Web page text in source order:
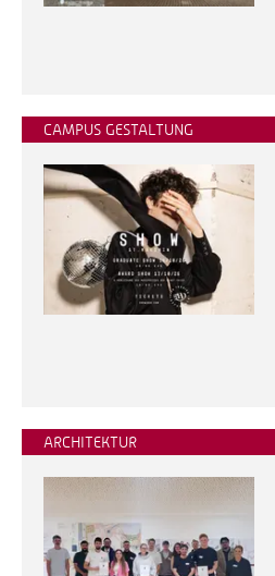
CAMPUS GESTALTUNG
ARCHITEKTUR